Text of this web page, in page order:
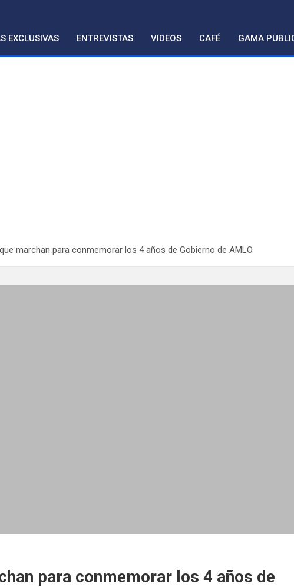
EXCLUSIVAS ENTREVISTAS VIDEOS CAFÉ GAMA
marchan para conmemorar los 4 años de Gobierno de AMLO
para conmemorar los 4 años de